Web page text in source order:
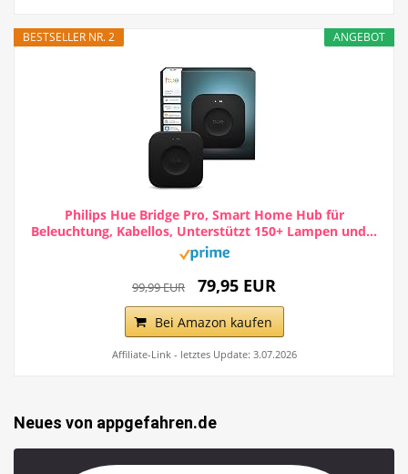
ANGEBOT
BESTSELLER NR. 2
Philips Hue Bridge Pro, Smart Home Hub für
Beleuchtung, Kabellos, Unterstützt 150+ Lampen und...
99,99 EUR 79,95 EUR
Bei Amazon kaufen
Affiliate-Link - letztes Update: 3.07.2026
Neues von appgefahren.de